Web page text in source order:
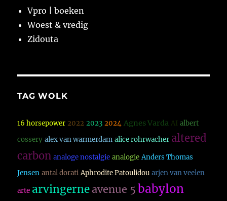
Vpro | boeken
Woest & vredig
Zidouta
TAG WOLK
16 horsepower 2022 2023 2024 Agnes Varda AI albert
cossery alex van warmerdam alice rohrwacher altered
carbon analoge nostalgie analogie Anders Thomas
Jensen antal dorati Aphrodite Patoulidou arjen van veelen
arte arvingerne avenue 5 babylon